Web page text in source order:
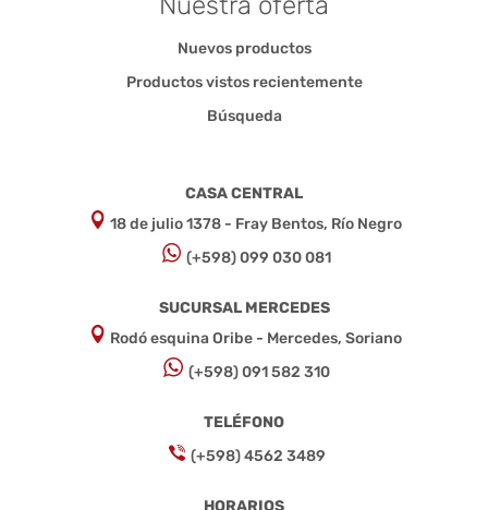
Nuevos productos
Productos vistos recientemente
Búsqueda
CASA CENTRAL
18 de julio 1378 - Fray Bentos, Río Negro
(+598) 099 030 081
SUCURSAL MERCEDES
Rodó esquina Oribe - Mercedes, Soriano
(+598) 091 582 310
TELÉFONO
(+598) 4562 3489